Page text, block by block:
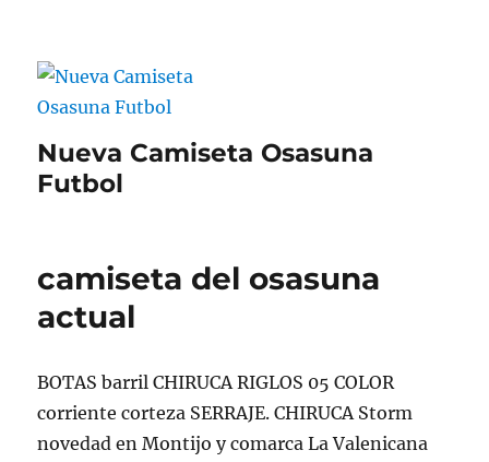
Nueva Camiseta Osasuna
Futbol
camiseta del osasuna
actual
BOTAS barril CHIRUCA RIGLOS 05 COLOR
corriente corteza SERRAJE. CHIRUCA Storm
novedad en Montijo y comarca La Valenicana